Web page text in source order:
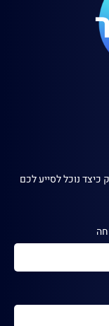
נוכל לסייע לכם